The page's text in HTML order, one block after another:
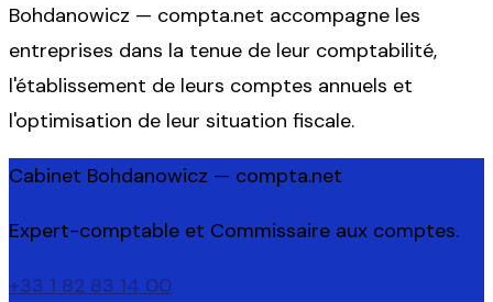
Bohdanowicz — compta.net accompagne les
entreprises dans la tenue de leur comptabilité,
l'établissement de leurs comptes annuels et
l'optimisation de leur situation fiscale.
Cabinet Bohdanowicz — compta.net
Expert-comptable et Commissaire aux comptes.
+33 1 82 83 14 00